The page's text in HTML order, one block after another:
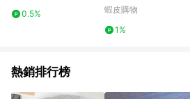
0.5%
公文袋 書袋 A4收納袋
蝦皮購物
1%
熱銷排行榜